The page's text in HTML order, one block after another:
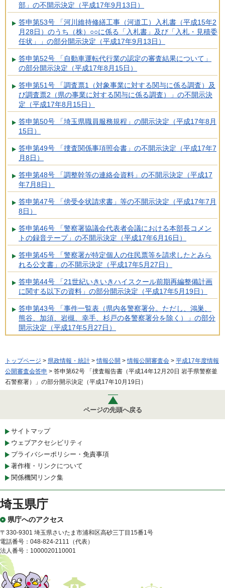
部」の不開示決定（平成17年9月13日）
答申第53号 「河川維持修繕工事（河道工）入札書（平成15年2
月28日）のうち（株）○○に係る「入札書」及び「入札・見積委
任状」」の部分開示決定（平成17年9月13日）
答申第52号 「自動車運転代行業の認定の審査結果について」
の部分開示決定（平成17年8月15日）
答申第51号 「調査票1（対象事業に対する関与に係る調査）及
び調査票2（県の事業に対する関与に係る調査）」の不開示決
定（平成17年8月15日）
答申第50号 「埼玉県職員服務規程」の開示決定（平成17年8月
15日）
答申第49号 「捜査関係事項照会書」の不開示決定（平成17年7
月8日）
答申第48号 「調整幹等の連絡会資料」の不開示決定（平成17
年7月8日）
答申第47号 「傍受令状請求書」等の不開示決定（平成17年7月
8日）
答申第46号 「警察署協議会代表者会議における本部長コメン
トの録音テープ」の不開示決定（平成17年6月16日）
答申第45号 「警察署が特定個人の住民票等を請求したとみら
れる公文書」の不開示決定（平成17年5月27日）
答申第44号 「21世紀いきいきハイスクール前期再編整備計画
に関する以下の資料」の部分開示決定（平成17年5月19日）
答申第43号 「事件一覧表（県内各警察署分。ただし、鴻巣、
熊谷、加須、岩槻、幸手、杉戸の各警察署分を除く）」の部分
開示決定（平成17年5月27日）
トップページ > 県政情報・統計 >情報公開 >情報公開審査会 > 平成17年度情報
公開審査会答申 > 答申第62号 「捜査報告書（平成14年12月20日 岩手県警察釜
石警察署）」の部分開示決定（平成17年10月19日）
ページの先頭へ戻る
サイトマップ
ウェブアクセシビリティ
プライバシーポリシー・免責事項
著作権・リンクについて
関係機関リンク集
埼玉県庁
県庁へのアクセス
〒330-9301 埼玉県さいたま市浦和区高砂三丁目15番1号
電話番号：048-824-2111（代表）
法人番号：1000020110001